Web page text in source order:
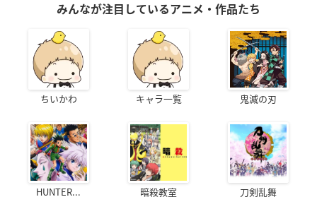
みんなが注目しているアニメ・作品たち
ちいかわ キャラ一覧 鬼滅の刃
HUNTER... 暗殺教室 刀剣乱舞